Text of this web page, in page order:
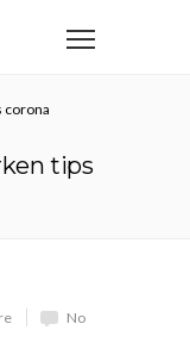
corona
tips
No